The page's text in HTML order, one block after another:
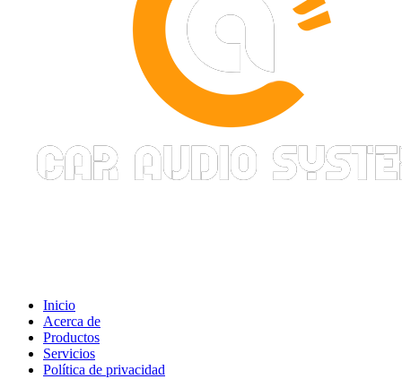
Inicio
Acerca de
Productos
Servicios
Política de privacidad